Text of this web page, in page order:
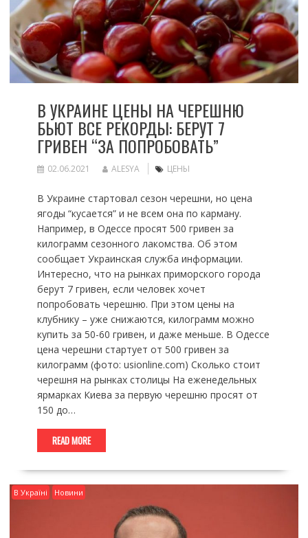
В УКРАИНЕ ЦЕНЫ НА ЧЕРЕШНЮ
БЬЮТ ВСЕ РЕКОРДЫ: БЕРУТ 7
ГРИВЕН “ЗА ПОПРОБОВАТЬ”
02.06.2021 ALESYA ЦЕНЫ
В Украине стартовал сезон черешни, но цена
ягоды “кусается” и не всем она по карману.
Например, в Одессе просят 500 гривен за
килограмм сезонного лакомства. Об этом
сообщает Украинская служба информации.
Интересно, что на рынках приморского города
берут 7 гривен, если человек хочет
попробовать черешню. При этом цены на
клубнику – уже снижаются, килограмм можно
купить за 50-60 гривен, и даже меньше. В Одессе
цена черешни стартует от 500 гривен за
килограмм (фото: usionline.com) Сколько стоит
черешня на рынках столицы На еженедельных
ярмарках Киева за первую черешню просят от
150 до…
READ MORE
В Україні Новини